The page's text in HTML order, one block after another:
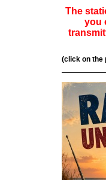
The
you
(click on the